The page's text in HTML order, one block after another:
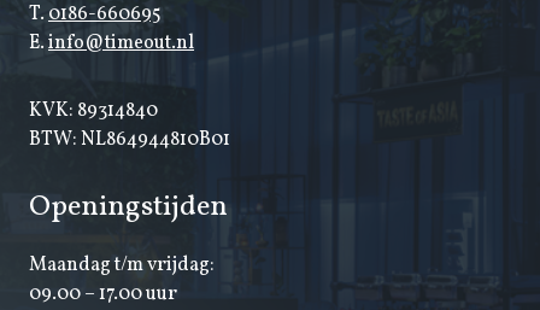
T.0186-660695
E.info@timeout.nl
KVK: 89314840
BTW: NL864944810B01
Openingstijden
Maandag t/m vrijdag:
09.00 – 17.00 uur